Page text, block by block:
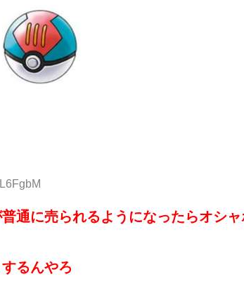
通に売られるようになったらオシ
るんやろ